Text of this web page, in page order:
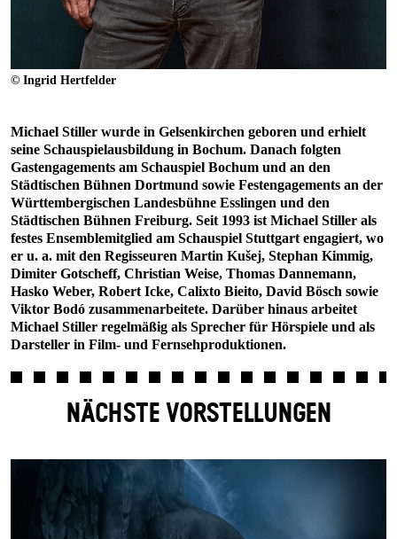
© Ingrid Hertfelder
Michael Stiller wurde in Gelsenkirchen geboren und erhielt
seine Schauspielausbildung in Bochum. Danach folgten
Gastengagements am Schauspiel Bochum und an den
Städtischen Bühnen Dortmund sowie Festengagements an der
Württembergischen Landesbühne Esslingen und den
Städtischen Bühnen Freiburg. Seit 1993 ist Michael Stiller als
festes Ensemblemitglied am Schauspiel Stuttgart engagiert, wo
er u. a. mit den Regisseuren Martin Kušej, Stephan Kimmig,
Dimiter Gotscheff, Christian Weise, Thomas Dannemann,
Hasko Weber, Robert Icke, Calixto Bieito, David Bösch sowie
Viktor Bodó zusammenarbeitete. Darüber hinaus arbeitet
Michael Stiller regelmäßig als Sprecher für Hörspiele und als
Darsteller in Film- und Fernsehproduktionen.
NÄCHSTE VORSTELLUNGEN